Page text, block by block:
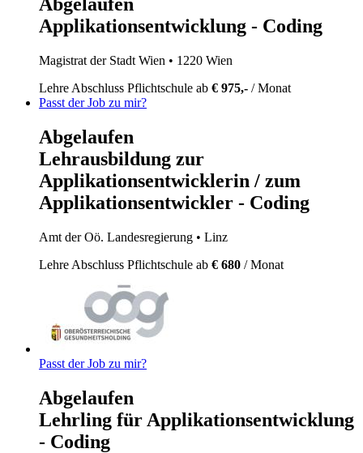
Applikationsentwicklung - Coding
Magistrat der Stadt Wien • 1220 Wien
Lehre Abschluss Pflichtschule ab € 975,- / Monat
Passt der Job zu mir?
Abgelaufen
Lehrausbildung zur
Applikationsentwicklerin / zum
Applikationsentwickler - Coding
Amt der Oö. Landesregierung • Linz
Lehre Abschluss Pflichtschule ab € 680 / Monat
Passt der Job zu mir?
Abgelaufen
Lehrling für Applikationsentwicklung
- Coding